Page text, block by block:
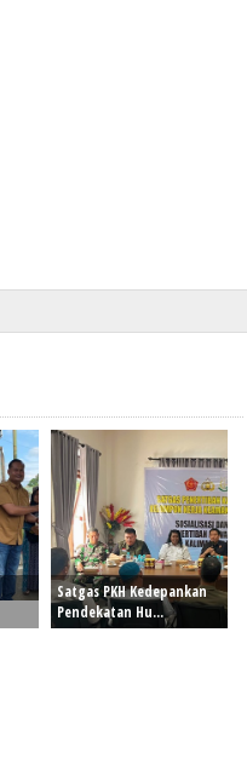
Satgas PKH Kedepankan
Pendekatan Hu...